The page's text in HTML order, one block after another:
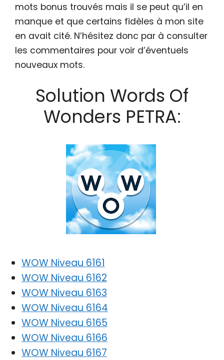
mots bonus trouvés mais il se peut qu’il en
manque et que certains fidèles à mon site
en avait cité. N’hésitez donc par à consulter
les commentaires pour voir d’éventuels
nouveaux mots.
Solution Words Of
Wonders PETRA:
WOW Niveau 6161
WOW Niveau 6162
WOW Niveau 6163
WOW Niveau 6164
WOW Niveau 6165
WOW Niveau 6166
WOW Niveau 6167